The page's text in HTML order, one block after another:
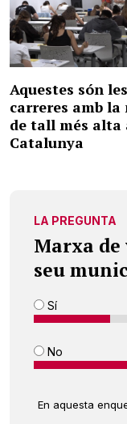
Aquestes són les
carreres amb la
de tall més alta
Catalunya
LA PREGUNTA
Marxa de
seu
Sí
No
En aquesta